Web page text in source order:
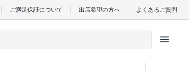
ご満足保証について 出店希望の方へ よくあるご質問
menu